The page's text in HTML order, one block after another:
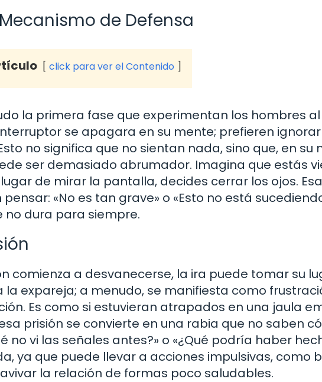
de Defensa
click para ver el Contenido
la primera fase que experimentan los hombres
se apagara en su mente; prefieren
no significa que no sientan nada, sino que, en su
ser demasiado abrumador. Imagina que estás
de mirar la pantalla, decides cerrar los ojos.
«No es tan grave» o «Esto no está
no dura para siempre.
comienza a desvanecerse, la ira puede tomar su
la expareja; a menudo, se manifiesta como
Es como si estuvieran atrapados en una jaula
prisión se convierte en una rabia que no saben
no vi las señales antes?» o «¿Qué podría haber
ya que puede llevar a acciones impulsivas, como
la relación de formas poco saludables.